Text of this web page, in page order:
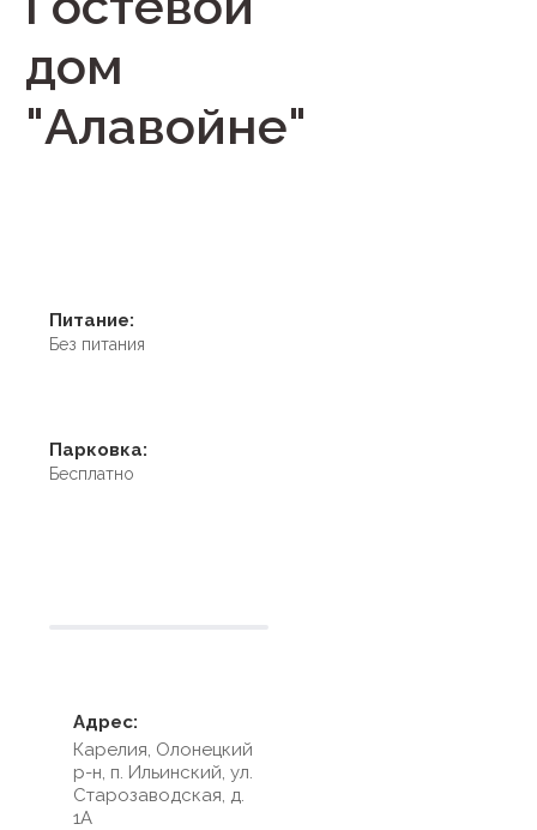
дом
"Алавойне"
Питание:
Без питания
Парковка:
Бесплатно
Адрес:
Карелия, Олонецкий
р-н, п. Ильинский, ул.
Старозаводская, д.
1А